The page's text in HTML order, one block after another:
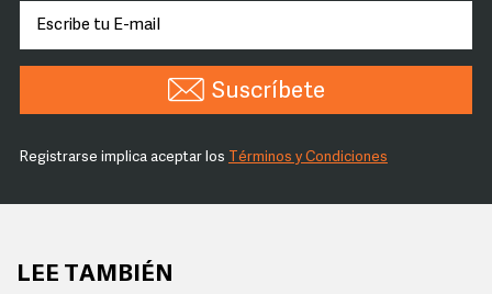
Suscríbete
Registrarse implica aceptar los Términos y Condiciones
LEE TAMBIÉN